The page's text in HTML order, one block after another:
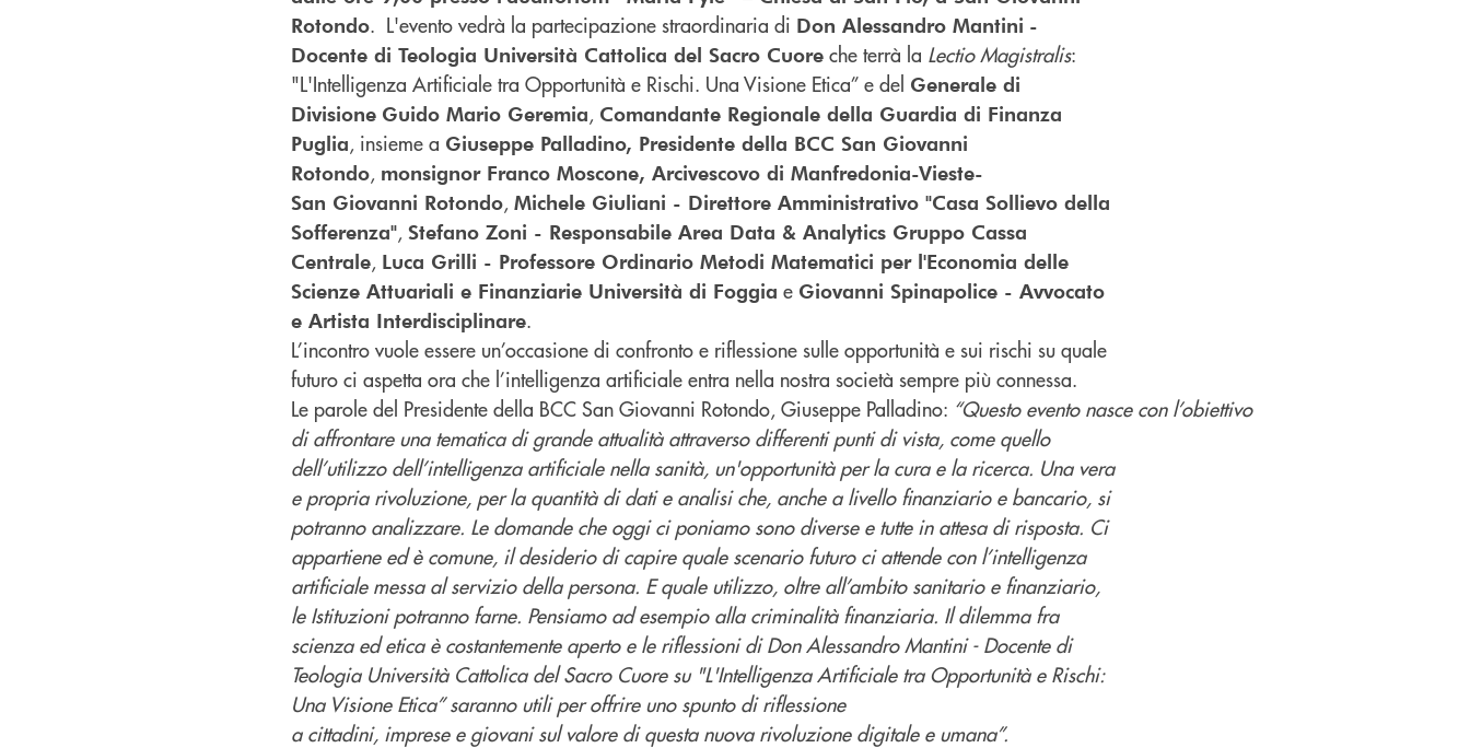
Rotondo. L'evento vedrà la partecipazione straordinaria di Don Alessandro Mantini -
Docente di Teologia Università Cattolica del Sacro Cuore che terrà la Lectio Magistralis:
"L'Intelligenza Artificiale tra Opportunità e Rischi. Una Visione Etica” e del Generale di
Divisione Guido Mario Geremia, Comandante Regionale della Guardia di Finanza
Puglia, insieme a Giuseppe Palladino, Presidente della BCC San Giovanni
Rotondo, monsignor Franco Moscone, Arcivescovo di Manfredonia-Vieste-
San Giovanni Rotondo, Michele Giuliani - Direttore Amministrativo "Casa Sollievo della
Sofferenza", Stefano Zoni - Responsabile Area Data & Analytics Gruppo Cassa
Centrale, Luca Grilli - Professore Ordinario Metodi Matematici per l'Economia delle
Scienze Attuariali e Finanziarie Università di Foggia e Giovanni Spinapolice - Avvocato
e Artista Interdisciplinare.
L’incontro vuole essere un’occasione di confronto e riflessione sulle opportunità e sui rischi su quale
futuro ci aspetta ora che l’intelligenza artificiale entra nella nostra società sempre più connessa.
Le parole del Presidente della BCC San Giovanni Rotondo, Giuseppe Palladino: “Questo evento nasce con l’obiettivo
di affrontare una tematica di grande attualità attraverso differenti punti di vista, come quello
dell’utilizzo dell’intelligenza artificiale nella sanità, un'opportunità per la cura e la ricerca. Una vera
e propria rivoluzione, per la quantità di dati e analisi che, anche a livello finanziario e bancario, si
potranno analizzare. Le domande che oggi ci poniamo sono diverse e tutte in attesa di risposta. Ci
appartiene ed è comune, il desiderio di capire quale scenario futuro ci attende con l’intelligenza
artificiale messa al servizio della persona. E quale utilizzo, oltre all’ambito sanitario e finanziario,
le Istituzioni potranno farne. Pensiamo ad esempio alla criminalità finanziaria. Il dilemma fra
scienza ed etica è costantemente aperto e le riflessioni di Don Alessandro Mantini - Docente di
Teologia Università Cattolica del Sacro Cuore su "L'Intelligenza Artificiale tra Opportunità e Rischi:
Una Visione Etica” saranno utili per offrire uno spunto di riflessione
acittadini, imprese e giovani sul valore di questa nuova rivoluzione digitale e umana”.